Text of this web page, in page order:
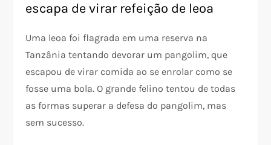
escapa de virar refeição de leoa
Uma leoa foi flagrada em uma reserva na
Tanzânia tentando devorar um pangolim, que
escapou de virar comida ao se enrolar como se
fosse uma bola. O grande felino tentou de todas
as formas superar a defesa do pangolim, mas
sem sucesso.